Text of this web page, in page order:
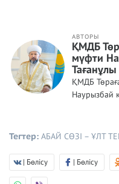
АВТОРЫ
ҚМДБ
мүфти
Тағанұлы
ҚМДБ
Наурызбай
Тегтер: АБАЙ СӨЗІ – ҰЛТ
| Бөлісу | Бөлісу